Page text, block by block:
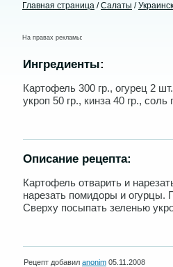
Главная страница /Салаты /
На правах рекламы:
Ингредиенты:
Картофель 300 гр., огурец 2
укроп 50 гр., кинза 40 гр., соль
Описание рецепта:
Картофель отварить и
нарезать помидоры и огурцы.
Сверху посыпать зеленью
Рецепт добавил anonim 05.11.2008